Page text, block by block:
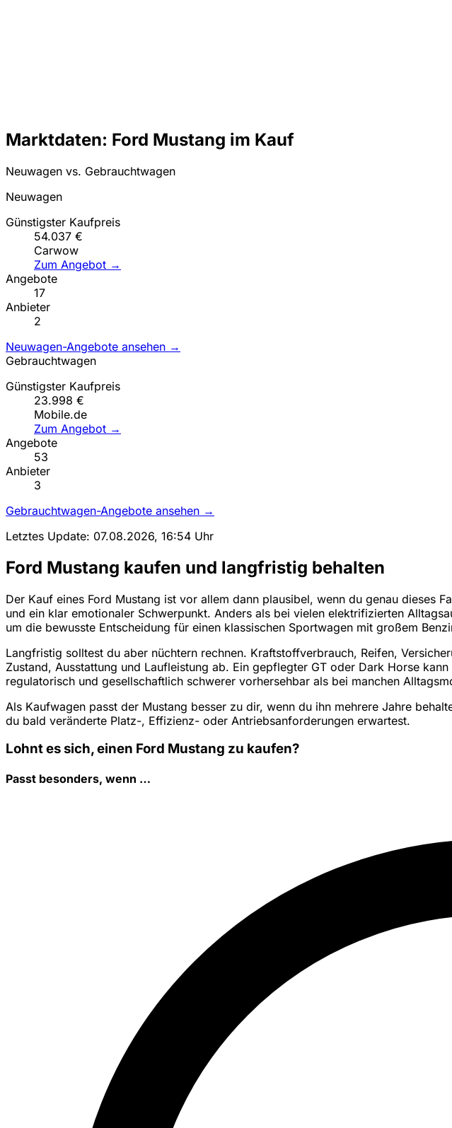
Marktdaten: Ford Mustang im Kauf
Neuwagen vs. Gebrauchtwagen
Neuwagen
Günstigster Kaufpreis
54.037 €
Carwow
Zum Angebot →
Angebote
17
Anbieter
2
Neuwagen-Angebote ansehen →
Gebrauchtwagen
Günstigster Kaufpreis
23.998 €
Mobile.de
Zum Angebot →
Angebote
53
Anbieter
3
Gebrauchtwagen-Angebote ansehen →
Letztes Update: 07.08.2026, 16:54 Uhr
Ford Mustang kaufen und langfristig behalten
Der Kauf eines Ford Mustang ist vor allem dann plausibel, wenn du genau
und ein klar emotionaler Schwerpunkt. Anders als bei vielen elektrifizierten
um die bewusste Entscheidung für einen klassischen Sportwagen mit großem
Langfristig solltest du aber nüchtern rechnen. Kraftstoffverbrauch, Reifen,
Zustand, Ausstattung und Laufleistung ab. Ein gepflegter GT oder Dark Horse
regulatorisch und gesellschaftlich schwerer vorhersehbar als bei manchen
Als Kaufwagen passt der Mustang besser zu dir, wenn du ihn mehrere Jahre
du bald veränderte Platz-, Effizienz- oder Antriebsanforderungen erwartest.
Lohnt es sich, einen Ford Mustang zu kaufen?
Passt besonders, wenn …